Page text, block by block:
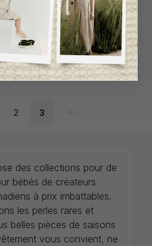
2 3
des collections pour de
bébés de créateurs
à prix imbattables.
les perles rares et
belles pièces de saisons
vous convient, ne